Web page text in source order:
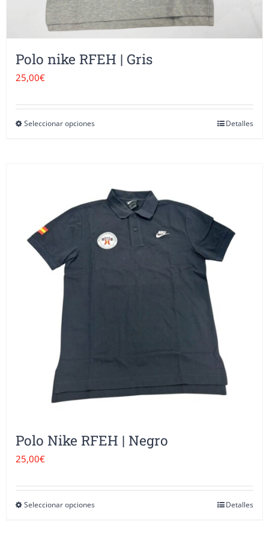
producto
Polo nike RFEH | Gris
25,00€
Seleccionar opcionesEste
variantes.
opciones
producto
Detalles
Polo Nike RFEH | Negro
25,00€
Seleccionar opcionesEste
Detalles